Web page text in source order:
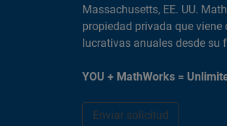
Massachusetts, EE. UU.
propiedad privada que
lucrativas anuales desde su
YOU + MathWorks =
Enviar solicitud